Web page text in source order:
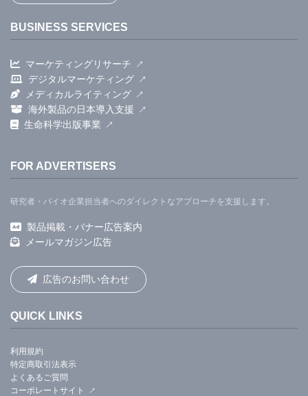
BUSINESS SERVICES
マーケティングリサーチ
デジタルマーケティング
メディカルライティング
海外製品の日本導入支援
生命科学出版事業
FOR ADVERTISERS
研究者・バイオ企業担当者へのダイレクトなアプローチを支援します。
製品掲載・バナー広告案内
メールマガジン広告
広告のお問い合わせ
QUICK LINKS
利用規約
特定商取引法表示
よくあるご質問
コーポレートサイト